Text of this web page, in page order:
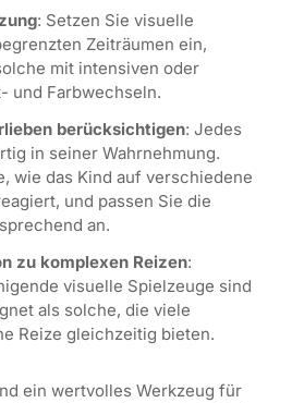
: Setzen Sie visuelle
Zeiträumen ein,
mit intensiven oder
und Farbwechseln.
berücksichtigen: Jedes
in seiner Wahrnehmung.
wie das Kind auf verschiedene
und passen Sie die
an.
zu komplexen Reizen:
visuelle Spielzeuge sind
als solche, die viele
Reize gleichzeitig bieten.
ein wertvolles Werkzeug für